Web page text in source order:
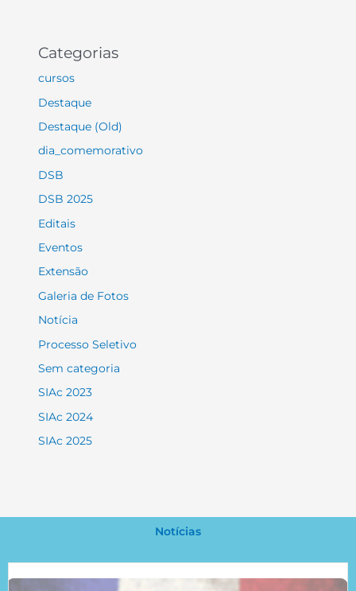
Categorias
cursos
Destaque
Destaque (Old)
dia_comemorativo
DSB
DSB 2025
Editais
Eventos
Extensão
Galeria de Fotos
Notícia
Processo Seletivo
Sem categoria
SIAc 2023
SIAc 2024
SIAc 2025
Notícias